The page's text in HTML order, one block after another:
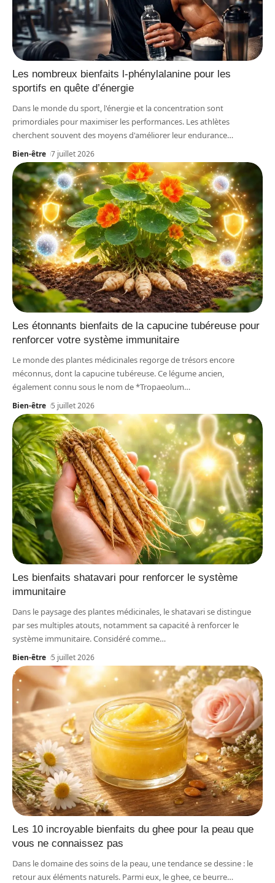
Les nombreux bienfaits l-phénylalanine pour les
sportifs en quête d’énergie
Dans le monde du sport, l'énergie et la concentration sont
primordiales pour maximiser les performances. Les athlètes
cherchent souvent des moyens d'améliorer leur endurance…
Bien-être 7 juillet 2026
Les étonnants bienfaits de la capucine tubéreuse pour
renforcer votre système immunitaire
Le monde des plantes médicinales regorge de trésors encore
méconnus, dont la capucine tubéreuse. Ce légume ancien,
également connu sous le nom de *Tropaeolum…
Bien-être 5 juillet 2026
Les bienfaits shatavari pour renforcer le système
immunitaire
Dans le paysage des plantes médicinales, le shatavari se distingue
par ses multiples atouts, notamment sa capacité à renforcer le
système immunitaire. Considéré comme…
Bien-être 5 juillet 2026
Les 10 incroyable bienfaits du ghee pour la peau que
vous ne connaissez pas
Dans le domaine des soins de la peau, une tendance se dessine : le
retour aux éléments naturels. Parmi eux, le ghee, ce beurre…